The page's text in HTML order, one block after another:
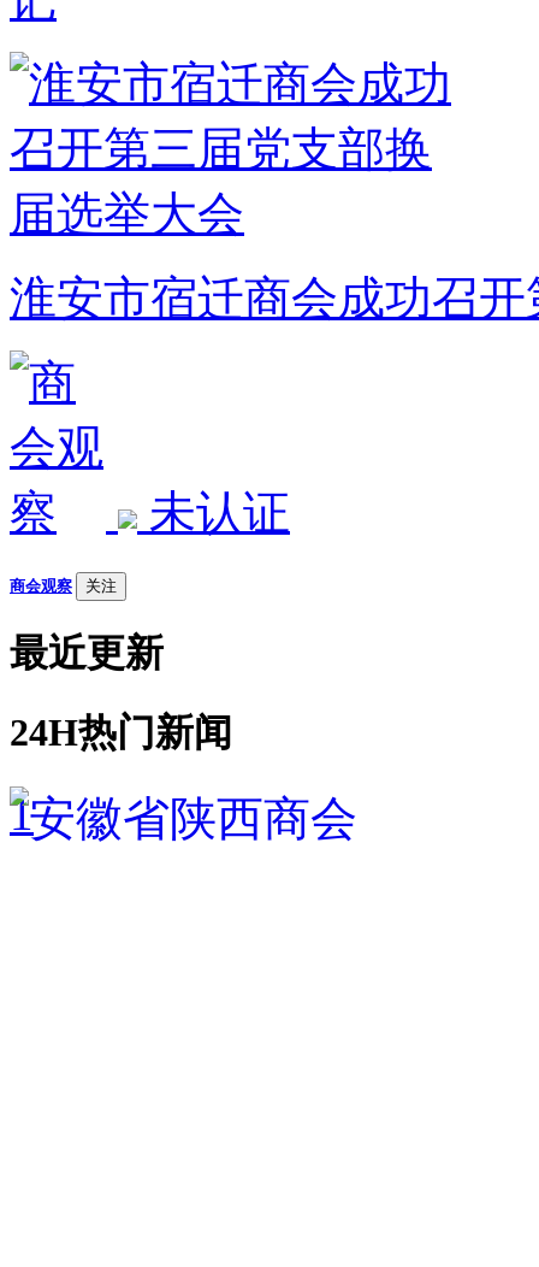
淮安市宿迁商会成功召
未认证
商会观察 关注
最近更新
24H热门新闻
1